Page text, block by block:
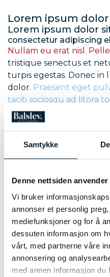
Samtykke
Denne nettsiden
Vi bruker
annonser et personlig
mediefunksjoner og for å
dessuten informasjon om
vårt, med partnerne våre
annonsering og
med annen informasjon du
Lorem ipsum
Lorem ipsum dolor
consectetur adipiscing
Nullam eu erat nisl.
tristique senectus et
turpis egestas. Donec
dolor. Praesent eget
taciti sociosqu ad litora
per inceptos himenaeos.
congue. Vivamus
varius elementum.
sollicitudin massa sit
Lorem ipsum dolor
consectetur adipiscing
Nullam eu erat nisl.
tristique senectus et
turpis egestas. Donec
dolor. Praesent eget
taciti sociosqu ad litora